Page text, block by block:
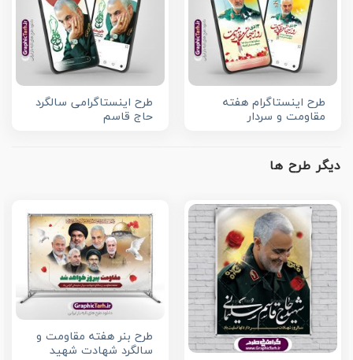
طرح اینستاگرام هفته
مقاومت و سردار
طرح اینستاگرامی سالگرد
حاج قاسم
دیگر طرح ها
طرح بنر هفته مقاومت و
سالگرد شهادت شهید